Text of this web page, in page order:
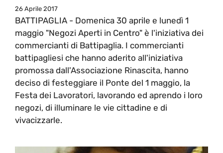
26 Aprile 2017
BATTIPAGLIA - Domenica 30 aprile e lunedì 1
maggio "Negozi Aperti in Centro" è l'iniziativa dei
commercianti di Battipaglia. I commercianti
battipagliesi che hanno aderito all'iniziativa
promossa dall'Associazione Rinascita, hanno
deciso di festeggiare il Ponte del 1 maggio, la
Festa dei Lavoratori, lavorando ed aprendo i loro
negozi, di illuminare le vie cittadine e di
vivacizzarle.